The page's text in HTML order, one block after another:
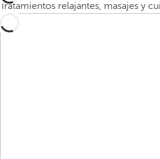
Tratamientos relajantes, masajes y